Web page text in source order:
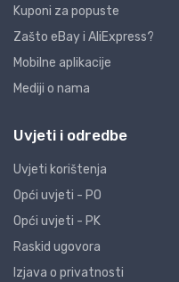
Kuponi za popuste
Zašto eBay i AliExpress?
Mobilne aplikacije
Mediji o nama
Uvjeti i odredbe
Uvjeti korištenja
Opći uvjeti - PO
Opći uvjeti - PK
Raskid ugovora
Izjava o privatnosti